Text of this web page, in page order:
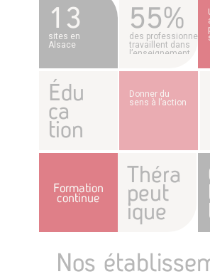
13
sites en
Alsace
55%
des professionnels
travaillent dans
l’enseignement,
l’accompagnement
Édu
ca
tion
Donner du
sens à l’action
Formation
continue
Théra
peut
ique
Nos